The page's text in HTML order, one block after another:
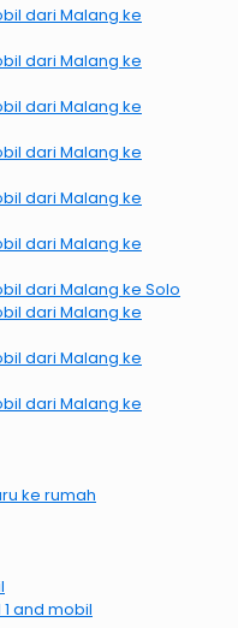
dari Malang ke
dari Malang ke
dari Malang ke
dari Malang ke
dari Malang ke
dari Malang ke
dari Malang ke Solo
dari Malang ke
dari Malang ke
dari Malang ke
ke rumah
and mobil